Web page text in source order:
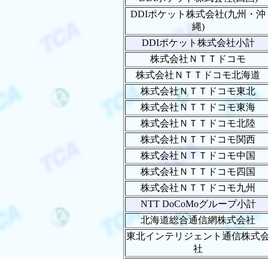
DDIポケット株式会社(九州・沖
縄)
DDIポケット株式会社小計
株式会社ＮＴＴドコモ
株式会社ＮＴＴドコモ北海道
株式会社ＮＴＴドコモ東北
株式会社ＮＴＴドコモ東海
株式会社ＮＴＴドコモ北陸
株式会社ＮＴＴドコモ関西
株式会社ＮＴＴドコモ中国
株式会社ＮＴＴドコモ四国
株式会社ＮＴＴドコモ九州
NTT DoCoMoグループ小計
北海道総合通信網株式会社
東北インテリジェント通信株式
社